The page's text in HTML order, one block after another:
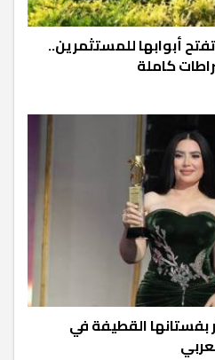
أبوابها للمستثمرين..
كاملة
بفستانها القطيفة في